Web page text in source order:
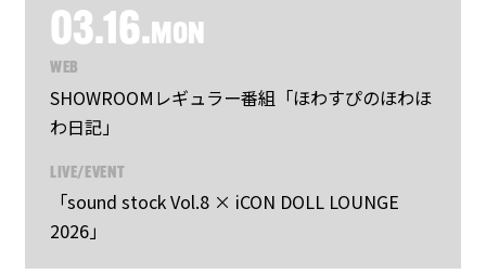
03.16.MON
WEB
SHOWROOMレギュラー番組「ほわすぴのほわほ
わ日記」
LIVE/EVENT
「sound stock Vol.8 × iCON DOLL LOUNGE
2026」